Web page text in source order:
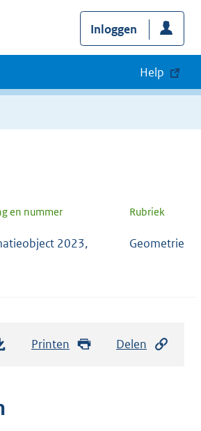
Inloggen
Help
en nummer Rubriek
2023,
Geometrie
Printen Delen